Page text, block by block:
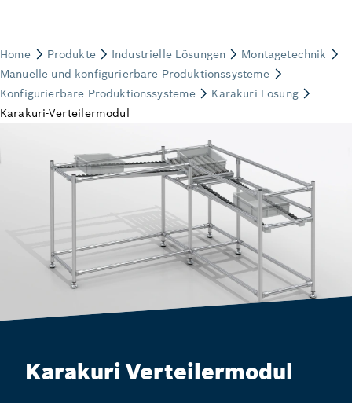
Karakuri Verteilermodul